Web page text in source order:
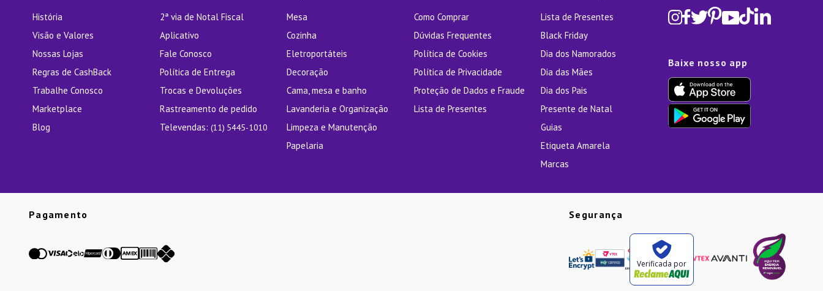
História
Visão e Valores
Nossas Lojas
Regras de CashBack
Trabalhe Conosco
Marketplace
Blog
2ª via de Notal Fiscal
Aplicativo
Fale Conosco
Política de Entrega
Trocas e Devoluções
Rastreamento de pedido
Televendas: (11) 5445-1010
Mesa
Cozinha
Eletroportáteis
Decoração
Cama, mesa e banho
Lavanderia e Organização
Limpeza e Manutenção
Papelaria
Como Comprar
Dúvidas Frequentes
Política de Cookies
Política de Privacidade
Proteção de Dados e Fraude
Lista de Presentes
Lista de Presentes
Black Friday
Dia dos Namorados
Dia das Mães
Dia dos Pais
Presente de Natal
Guias
Etiqueta Amarela
Marcas
Baixe nosso app
Pagamento Segurança
Verificada por